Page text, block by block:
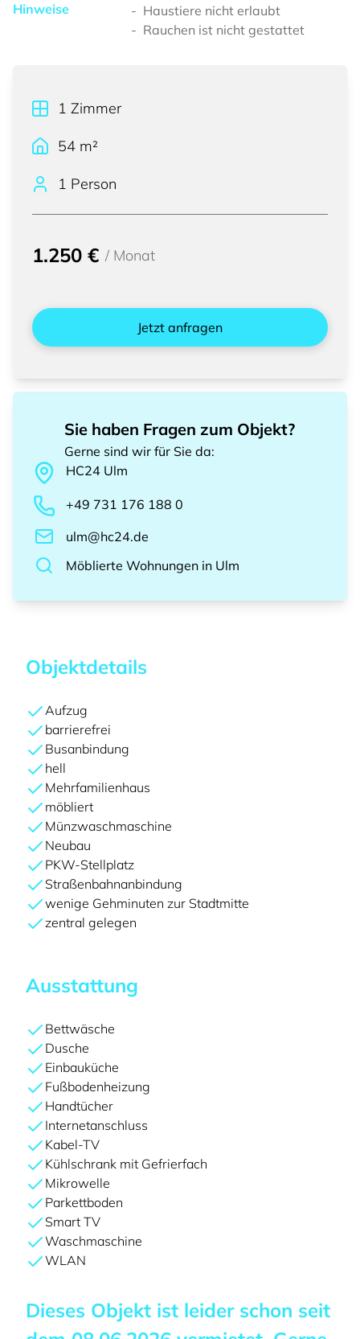
Hinweise
Haustiere nicht erlaubt
Rauchen ist nicht gestattet
1 Zimmer
54 m²
1 Person
1.250 € / Monat
Jetzt anfragen
Sie haben Fragen zum Objekt?
Gerne sind wir für Sie da:
HC24 Ulm
+49 731 176 188 0
ulm@hc24.de
Möblierte Wohnungen in Ulm
Objektdetails
Aufzug
barrierefrei
Busanbindung
hell
Mehrfamilienhaus
möbliert
Münzwaschmaschine
Neubau
PKW-Stellplatz
Straßenbahnanbindung
wenige Gehminuten zur Stadtmitte
zentral gelegen
Ausstattung
Bettwäsche
Dusche
Einbauküche
Fußbodenheizung
Handtücher
Internetanschluss
Kabel-TV
Kühlschrank mit Gefrierfach
Mikrowelle
Parkettboden
Smart TV
Waschmaschine
WLAN
Dieses Objekt ist leider schon seit